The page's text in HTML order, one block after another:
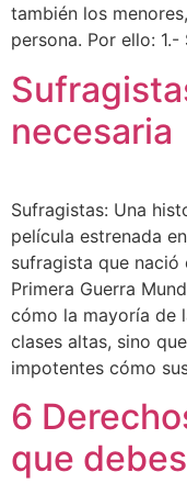
también los
persona. Por ello:
necesaria
Sufragistas: Una
película estrenada
sufragista que nació
Primera Guerra
cómo la mayoría de
clases altas, sino
impotentes cómo
6
que